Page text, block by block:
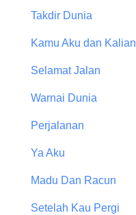
Takdir Dunia
Kamu Aku dan Kalian
Selamat Jalan
Warnai Dunia
Perjalanan
Ya Aku
Madu Dan Racun
Setelah Kau Pergi